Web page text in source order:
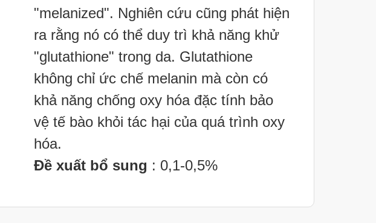
"melanized". Nghiên cứu cũng phát hiện
ra rằng nó có thể duy trì khả năng khử
"glutathione" trong da. Glutathione
không chỉ ức chế melanin mà còn có
khả năng chống oxy hóa đặc tính bảo
vệ tế bào khỏi tác hại của quá trình oxy
hóa.
Đề xuất bổ sung : 0,1-0,5%